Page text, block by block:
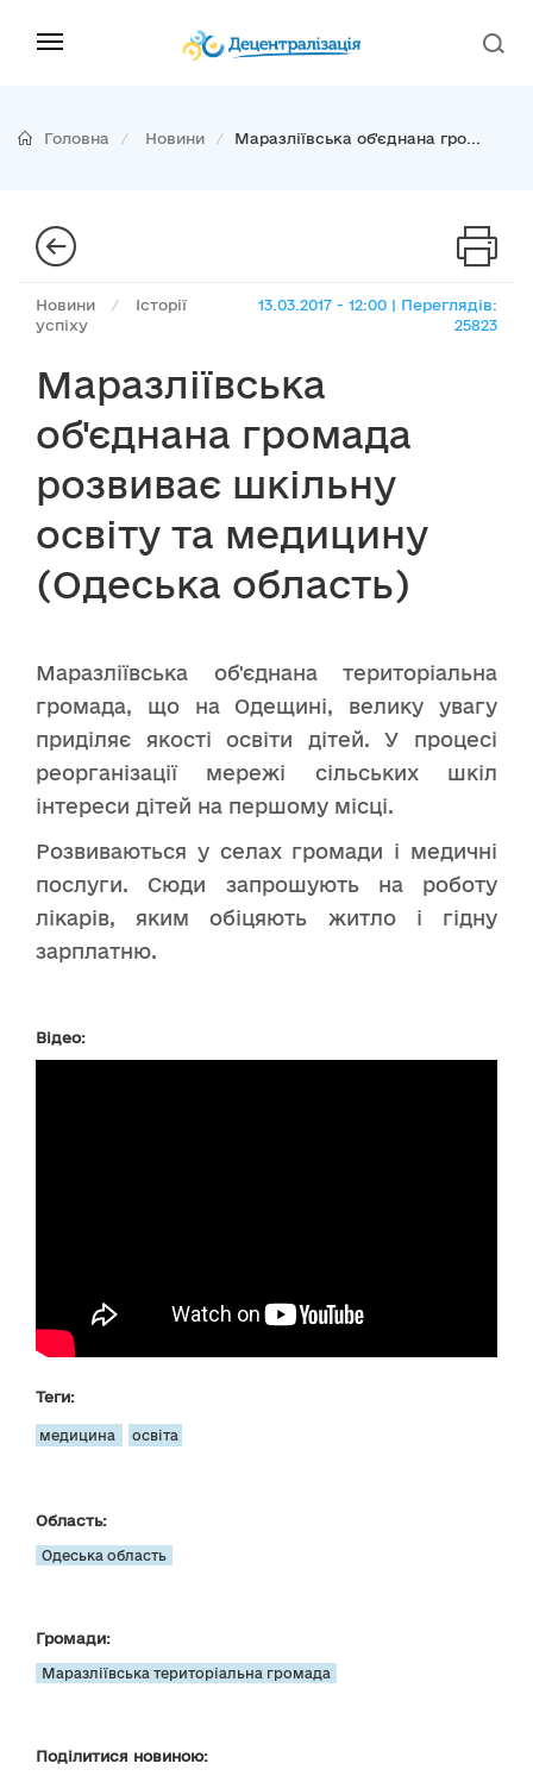
Головна Новини Маразліївська об'єднана гро...
Новини /
Історії
успіху
13.03.2017 - 12:00 | Переглядів:
25823
Маразліївська
об'єднана громада
розвиває шкільну
освіту та медицину
(Одеська область)
Маразліївська об'єднана територіальна
громада, що на Одещині, велику увагу
приділяє якості освіти дітей. У процесі
реорганізації мережі сільських шкіл
інтереси дітей на першому місці.
Розвиваються у селах громади і медичні
послуги. Сюди запрошують на роботу
лікарів, яким обіцяють житло і гідну
зарплатню.
Відео:
Теги:
медицина освіта
Область:
Одеська область
Громади:
Маразліївська територіальна громада
Поділитися новиною: